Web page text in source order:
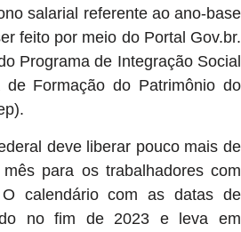
salarial referente ao ano-base
feito por meio do Portal Gov.br.
Programa de Integração Social
Formação do Patrimônio do
deve liberar pouco mais de
para os trabalhadores com
calendário com as datas de
no fim de 2023 e leva em